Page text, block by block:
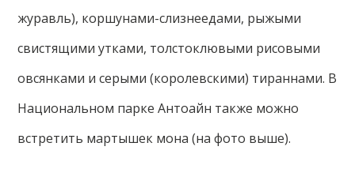
журавль), коршунами-слизнеедами, рыжыми
свистящими утками, толстоклювыми рисовыми
овсянками и серыми (королевскими) тираннами. В
Национальном парке Антоайн также можно
встретить мартышек мона (на фото выше).